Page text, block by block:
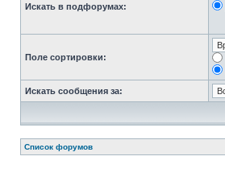
Искать в подфорумах:
Поле сортировки:
Искать сообщения за:
Список форумов